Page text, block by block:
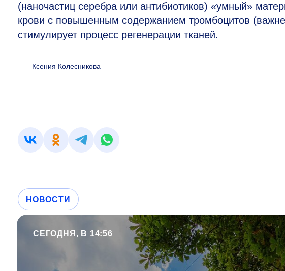
(наночастиц серебра или антибиотиков) «умный»
крови с повышенным содержанием тромбоцитов
стимулирует процесс регенерации тканей.
Ксения Колесникова
НОВОСТИ
СЕГОДНЯ, В 14:56